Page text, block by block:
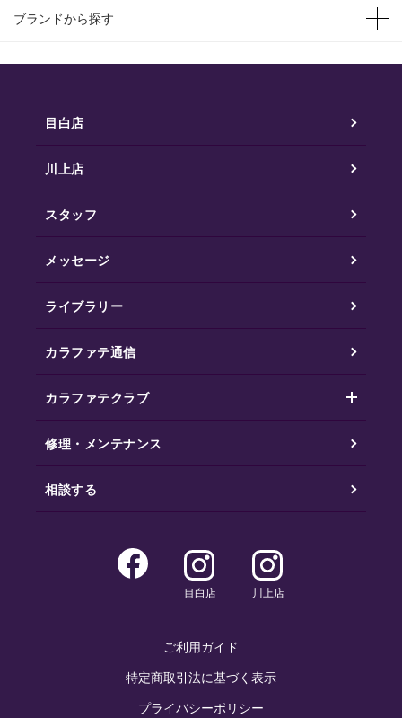
ブランドから探す
目白店
川上店
スタッフ
メッセージ
ライブラリー
カラファテ通信
カラファテクラブ
修理・メンテナンス
相談する
目白店 川上店
ご利用ガイド
特定商取引法に基づく表示
プライバシーポリシー